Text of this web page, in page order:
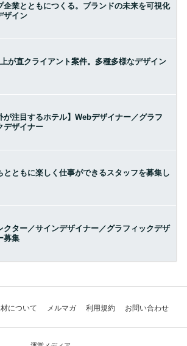
企業とともにつくる。ブランドの未来を可視化
ザイン
が直クライアント案件。多種多様なデザイン
が注目するホテル】Webデザイナー／グラフ
デザイナー
とともに楽しく仕事ができるスタッフを募集し
クター／サインデザイナー／グラフィックデザ
募集
について メルマガ 利用規約 お問い合わせ